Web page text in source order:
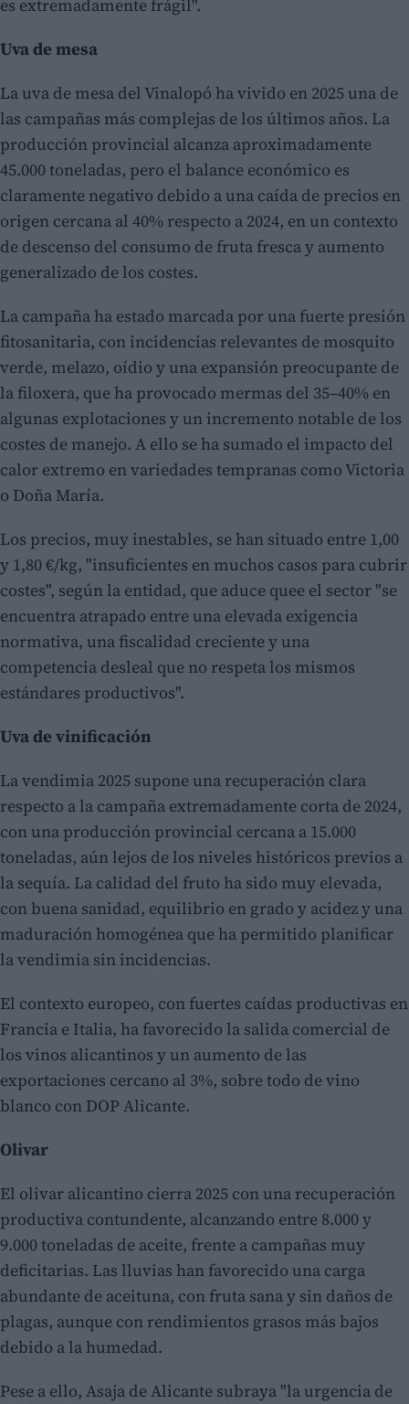
es extremadamente frágil".
Uva de mesa
La uva de mesa del Vinalopó ha vivido en 2025 una de
las campañas más complejas de los últimos años. La
producción provincial alcanza aproximadamente
45.000 toneladas, pero el balance económico es
claramente negativo debido a una caída de precios en
origen cercana al 40% respecto a 2024, en un contexto
de descenso del consumo de fruta fresca y aumento
generalizado de los costes.
La campaña ha estado marcada por una fuerte presión
fitosanitaria, con incidencias relevantes de mosquito
verde, melazo, oídio y una expansión preocupante de
la filoxera, que ha provocado mermas del 35–40% en
algunas explotaciones y un incremento notable de los
costes de manejo. A ello se ha sumado el impacto del
calor extremo en variedades tempranas como Victoria
o Doña María.
Los precios, muy inestables, se han situado entre 1,00
y 1,80 €/kg, "insuficientes en muchos casos para cubrir
costes", según la entidad, que aduce quee el sector "se
encuentra atrapado entre una elevada exigencia
normativa, una fiscalidad creciente y una
competencia desleal que no respeta los mismos
estándares productivos".
Uva de vinificación
La vendimia 2025 supone una recuperación clara
respecto a la campaña extremadamente corta de 2024,
con una producción provincial cercana a 15.000
toneladas, aún lejos de los niveles históricos previos a
la sequía. La calidad del fruto ha sido muy elevada,
con buena sanidad, equilibrio en grado y acidez y una
maduración homogénea que ha permitido planificar
la vendimia sin incidencias.
El contexto europeo, con fuertes caídas productivas en
Francia e Italia, ha favorecido la salida comercial de
los vinos alicantinos y un aumento de las
exportaciones cercano al 3%, sobre todo de vino
blanco con DOP Alicante.
Olivar
El olivar alicantino cierra 2025 con una recuperación
productiva contundente, alcanzando entre 8.000 y
9.000 toneladas de aceite, frente a campañas muy
deficitarias. Las lluvias han favorecido una carga
abundante de aceituna, con fruta sana y sin daños de
plagas, aunque con rendimientos grasos más bajos
debido a la humedad.
Pese a ello, Asaja de Alicante subraya "la urgencia de